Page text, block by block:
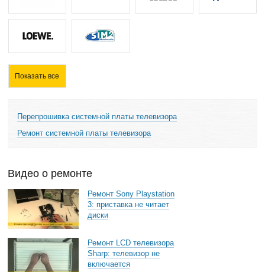
Показать все
Перепрошивка системной платы телевизора
Ремонт системной платы телевизора
Видео о ремонте
Ремонт Sony Playstation
3: приставка не читает
диски
Ремонт LCD телевизора
Sharp: телевизор не
включается